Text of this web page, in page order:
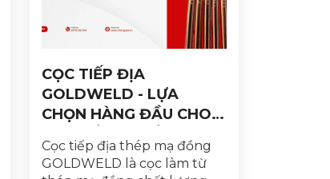
CỌC TIẾP ĐỊA
GOLDWELD - LỰA
CHỌN HÀNG ĐẦU CHO
Cọc tiếp địa thép mạ đồng
GOLDWELD là cọc làm từ